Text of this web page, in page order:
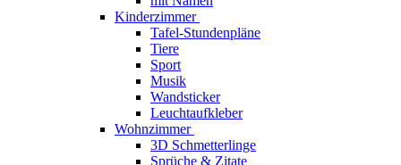
Kinderzimmer
Tafel-Stundenpläne
Tiere
Sport
Musik
Wandsticker
Leuchtaufkleber
Wohnzimmer
3D Schmetterlinge
Sprüche & Zitate